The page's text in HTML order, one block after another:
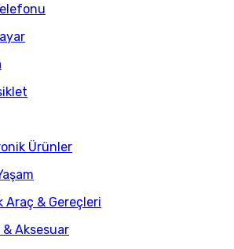
Ürünler
Araç & Gereçleri
& Aksesuar